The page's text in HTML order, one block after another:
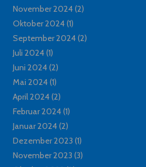
November 2024(2)
Oktober 2024(1)
September 2024(2)
Juli 2024(1)
Juni 2024(2)
Mai 2024(1)
April 2024(2)
Februar 2024(1)
Januar 2024(2)
Dezember 2023 (1)
November 2023 (3)